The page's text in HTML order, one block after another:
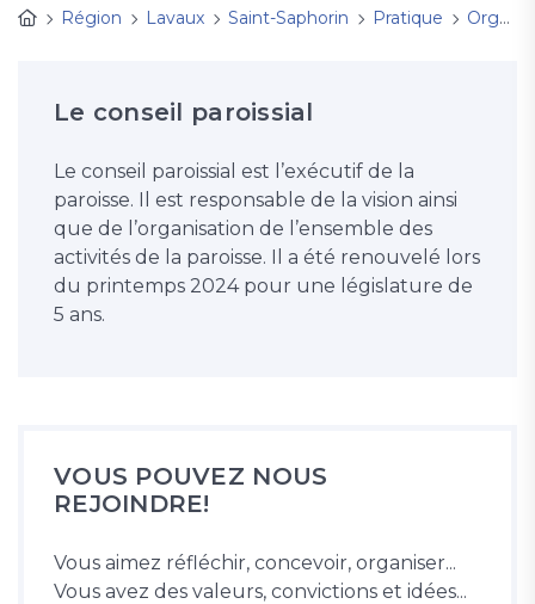
Région
Lavaux Saint-Saphorin Pratique Organisation de la paroisse
Le conseil paroissial
Le conseil paroissial est l’exécutif de la
paroisse. Il est responsable de la vision ainsi
que de l’organisation de l’ensemble des
activités de la paroisse. Il a été renouvelé lors
du printemps 2024 pour une législature de
5 ans.
VOUS POUVEZ NOUS
REJOINDRE!
Vous aimez réfléchir, concevoir, organiser...
Vous avez des valeurs, convictions et idées...